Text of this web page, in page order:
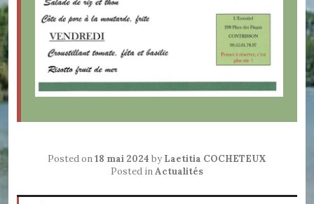
Posted on18 mai 2024 by Laetitia COCHETEUX
Posted inActualités